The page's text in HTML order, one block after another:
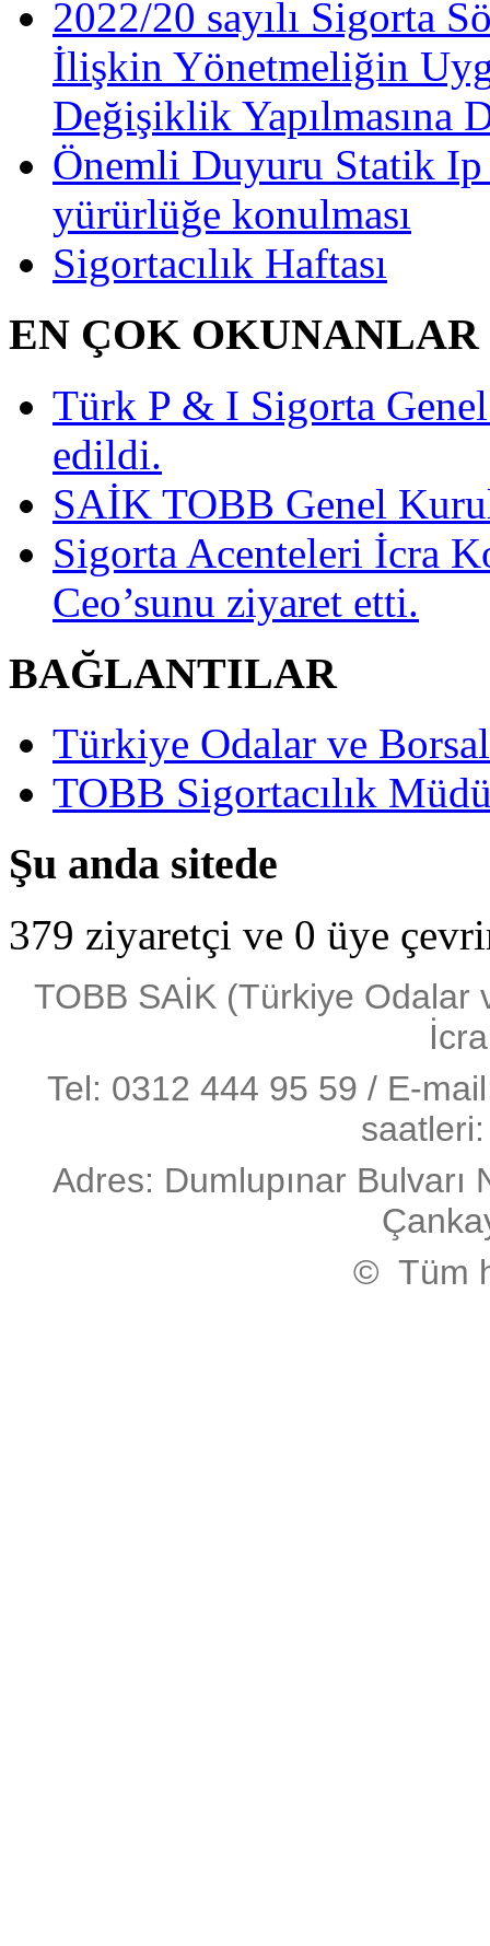
2022/20 sayılı Sigorta
İlişkin Yönetmeliğin
Değişiklik Yapılmasına
Önemli Duyuru Statik Ip
yürürlüğe konulması
Sigortacılık Haftası
EN ÇOK OKUNANLAR
Türk P & I Sigorta
edildi.
SAİK TOBB Genel
Sigorta Acenteleri İcra
Ceo’sunu ziyaret etti.
BAĞLANTILAR
Türkiye Odalar ve
TOBB Sigortacılık
Şu anda sitede
379 ziyaretçi ve 0 üye
TOBB SAİK (Türkiye Odalar
Tel: 0312 444 95 59 / E-
Adres: Dumlupınar
© Tüm